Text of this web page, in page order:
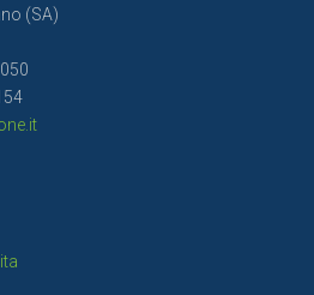
(SA)